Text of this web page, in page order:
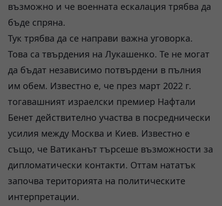
възможно и че военната ескалация трябва да
бъде спряна.
Тук трябва да се направи важна уговорка.
Това са твърдения на Лукашенко. Те не могат
да бъдат независимо потвърдени в пълния
им обем. Известно е, че през март 2022 г.
тогавашният израелски премиер Нафтали
Бенет действително участва в посреднически
усилия между Москва и Киев. Известно е
също, че Ватиканът търсеше възможности за
дипломатически контакти. Оттам нататък
започва територията на политическите
интерпретации.